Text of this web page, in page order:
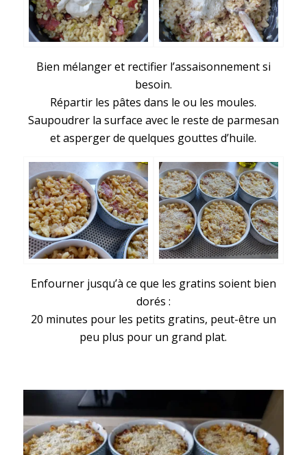
Bien mélanger et rectifier l’assaisonnement si
besoin.
Répartir les pâtes dans le ou les moules.
Saupoudrer la surface avec le reste de parmesan
et asperger de quelques gouttes d’huile.
Enfourner jusqu’à ce que les gratins soient bien
dorés :
20 minutes pour les petits gratins, peut-être un
peu plus pour un grand plat.